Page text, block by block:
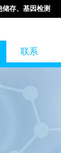
存、基因检测
联系